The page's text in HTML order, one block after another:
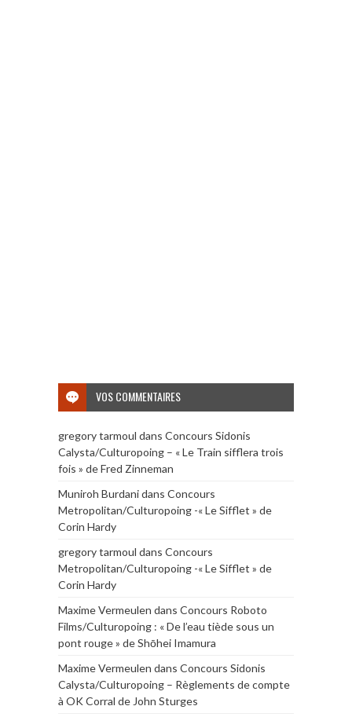
VOS COMMENTAIRES
gregory tarmoul dans Concours Sidonis
Calysta/Culturopoing – « Le Train sifflera trois
fois » de Fred Zinneman
Muniroh Burdanidans Concours
Metropolitan/Culturopoing -« Le Sifflet » de
Corin Hardy
gregory tarmoul dans Concours
Metropolitan/Culturopoing -« Le Sifflet » de
Corin Hardy
Maxime Vermeulen dans Concours Roboto
Films/Culturopoing : « De l’eau tiède sous un
pont rouge » de Shōhei Imamura
Maxime Vermeulen dans Concours Sidonis
Calysta/Culturopoing – Règlements de compte
à OK Corral de John Sturges